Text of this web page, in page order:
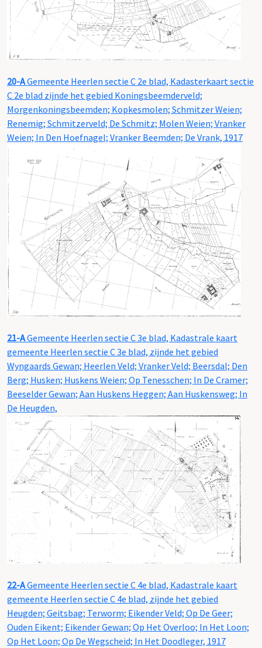
20-AGemeente Heerlen sectie C 2e blad, Kadasterkaart sectie
C 2e blad zijnde het gebied Koningsbeemderveld;
Morgenkoningsbeemden; Kopkesmolen; Schmitzer Weien;
Renemig; Schmitzerveld; De Schmitz; Molen Weien; Vranker
Weien; In Den Hoefnagel; Vranker Beemden; De Vrank, 1917
21-AGemeente Heerlen sectie C 3e blad, Kadastrale kaart
gemeente Heerlen sectie C 3e blad, zijnde het gebied
Wyngaards Gewan; Heerlen Veld; Vranker Veld; Beersdal; Den
Berg; Husken; Huskens Weien; Op Tenesschen; In De Cramer;
Beeselder Gewan; Aan Huskens Heggen; Aan Huskensweg; In
De Heugden,
22-AGemeente Heerlen sectie C 4e blad, Kadastrale kaart
gemeente Heerlen sectie C 4e blad, zijnde het gebied
Heugden; Geitsbag; Terworm; Eikender Veld; Op De Geer;
Ouden Eikent; Eikender Gewan; Op Het Overloo; In Het Loon;
Op Het Loon; Op De Wegscheid; In Het Doodleger, 1917